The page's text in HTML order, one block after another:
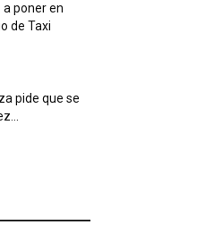
a poner en
de Taxi
pide que se